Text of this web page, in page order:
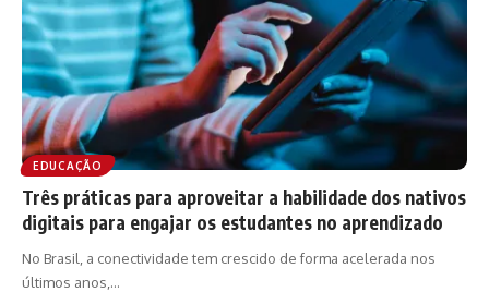
EDUCAÇÃO
Três práticas para aproveitar a habilidade dos nativos
digitais para engajar os estudantes no aprendizado
No Brasil, a conectividade tem crescido de forma acelerada nos
últimos anos,…